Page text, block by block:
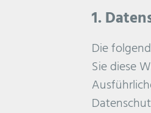
1.
Die
Sie diese